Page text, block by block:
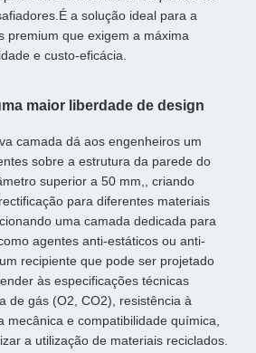
a solução ideal para a
premium que exigem a máxima
e custo-eficácia.
maior liberdade de design
camada dá aos engenheiros um
sobre a estrutura da parede do
superior a 50 mm,, criando
para diferentes materiais
uma camada dedicada para
agentes anti-estáticos ou anti-
recipiente que pode ser projetado
às especificações técnicas
de gás (O2, CO2), resistência à
mecânica e compatibilidade química,
a utilização de materiais reciclados.